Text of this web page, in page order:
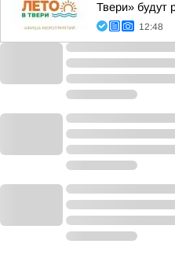
Твери» будут
12:48